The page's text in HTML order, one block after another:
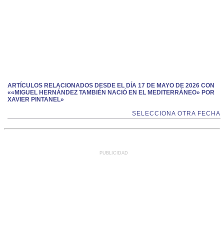
ARTÍCULOS RELACIONADOS DESDE EL DÍA 17 DE MAYO DE 2026 CON
««MIGUEL HERNÁNDEZ TAMBIÉN NACIÓ EN EL MEDITERRÁNEO» POR
XAVIER PINTANEL»
SELECCIONA OTRA FECHA
PUBLICIDAD